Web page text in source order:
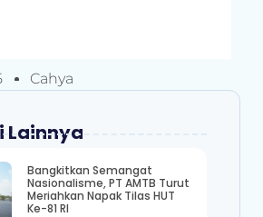
Cahya
Lainnya
Bangkitkan Semangat
Nasionalisme, PT AMTB Turut
Meriahkan Napak Tilas HUT
Ke-81 RI